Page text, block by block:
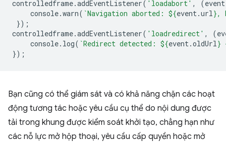
controlledframe.addEventListener( 'loadabort' , (event
console.warn( `Navigation aborted: ${event.url},
});
controlledframe.addEventListener( 'loadredirect' , (
console. log( `Redirect detected: ${event.oldUrl}
});
Bạn cũng có thể giám sát và có khả năng chặn các hoạt
động tương tác hoặc yêu cầu cụ thể do nội dung được
tải trong khung được kiểm soát khởi tạo, chẳng hạn như
các nỗ lực mở hộp thoại, yêu cầu cấp quyền hoặc mở